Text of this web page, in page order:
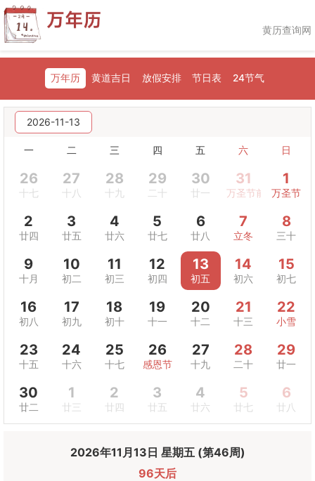
黄历查询网
万年历 黄道吉日 放假安排 节日表 24节气
2026-11-13
一 二 三 四 五 六 日
26
十七
27
十八
28
十九
29 30
廿一
31
万圣节前夜
1
万圣节
2
廿四
3
廿五
4
廿六
5
廿七
6
廿八
7
立冬
8
三十
9
十月
10
初二
11
初三
12
初四
13
初五
14
初六
15
初七
16
初八
17
初九
18
初十
19
十一
20
十二
21
十三
22
小雪
23
十五
24
十六
25
十七
26
感恩节
27
十九
28
二十
29
廿一
30
廿二
1 2
廿四
3
廿五
4
廿六
5
廿七
6
廿八
2026年11月13日 星期五 (第46周)
96天后